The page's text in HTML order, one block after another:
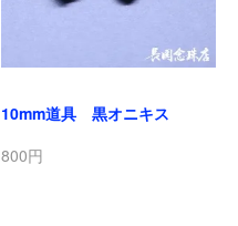
10mm道具 黒オニキス
800円